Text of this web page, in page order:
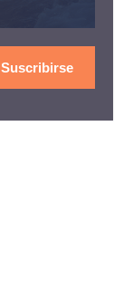
Suscribirse